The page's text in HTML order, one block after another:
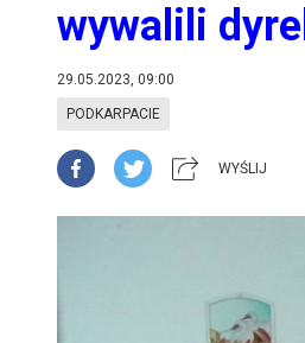
wywalili
29.05.2023, 09:00
PODKARPACIE
WYŚLIJ